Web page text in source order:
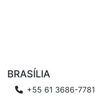
BRASÍLIA
+55 61 3686-7781